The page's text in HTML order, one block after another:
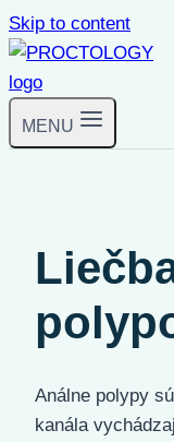
Skip to content
MENU
Análne polypy
kanála